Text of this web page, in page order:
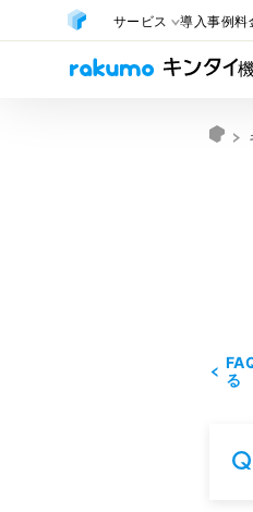
サービス 導入事例料
る